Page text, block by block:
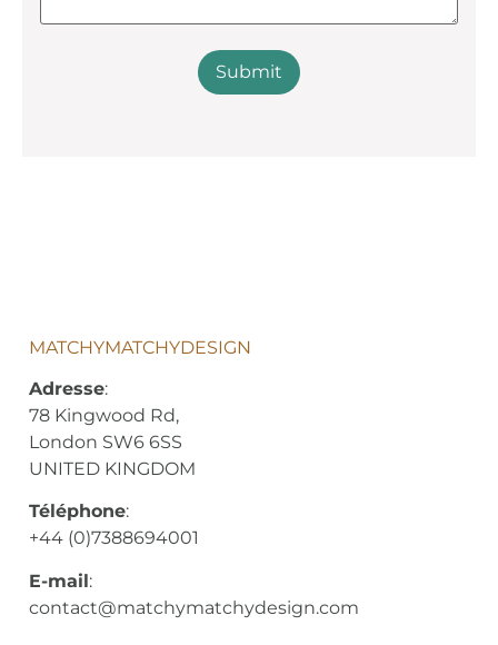
MATCHYMATCHYDESIGN
Adresse:
78 Kingwood Rd,
London SW6 6SS
UNITED KINGDOM
Téléphone:
+44 (0)7388694001
E-mail:
contact@matchymatchydesign.com